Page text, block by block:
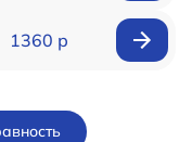
1360 р